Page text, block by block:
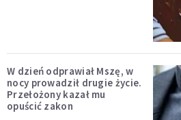
W dzień odprawiał Mszę, w
nocy prowadził drugie życie.
Przełożony kazał mu
opuścić zakon